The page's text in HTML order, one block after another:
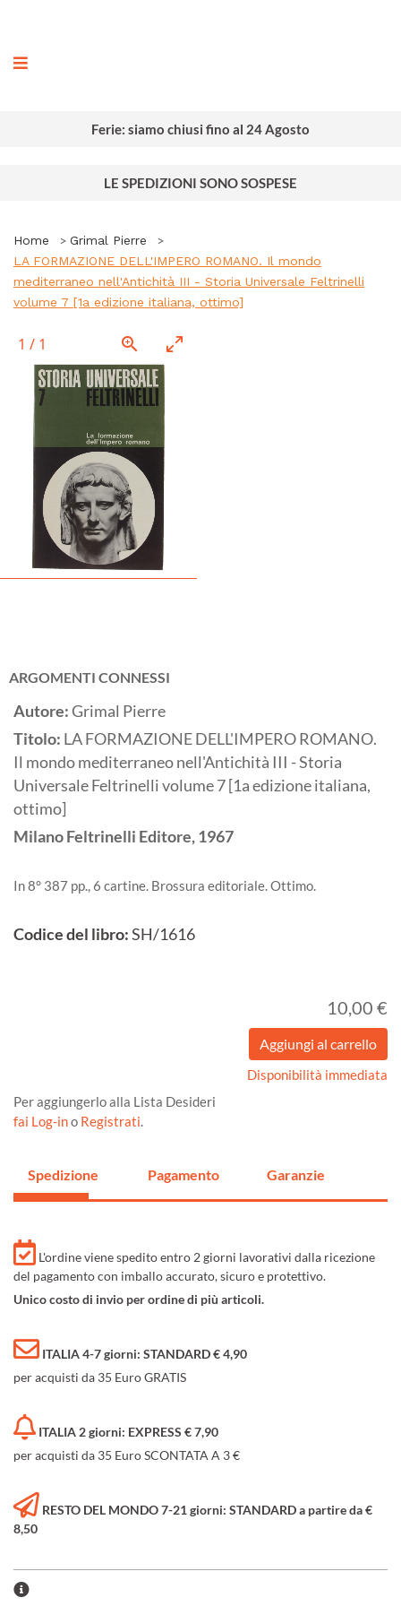
Ferie: siamo chiusi fino al 24 Agosto
LE SPEDIZIONI SONO SOSPESE
Home
Grimal Pierre
LA FORMAZIONE DELL'IMPERO ROMANO. Il mondo
mediterraneo nell'Antichità III - Storia Universale Feltrinelli
volume 7 [1a edizione italiana, ottimo]
1 / 1
ARGOMENTI CONNESSI
Autore:Grimal Pierre
Titolo: LA FORMAZIONE DELL'IMPERO ROMANO.
Il mondo mediterraneo nell'Antichità III - Storia
Universale Feltrinelli volume 7 [1a edizione italiana,
ottimo]
MilanoFeltrinelli Editore,1967
In 8° 387 pp., 6 cartine. Brossura editoriale. Ottimo.
Codice del libro:SH/1616
10,00 €
Disponibilità immediata
Per aggiungerlo alla Lista Desideri
fai Log-ino Registrati.
Spedizione Pagamento Garanzie
L'ordine viene spedito entro 2 giorni lavorativi dalla ricezione
del pagamento con imballo accurato, sicuro e protettivo.
Unico costo di invio per ordine di più articoli.
ITALIA 4-7 giorni: STANDARD € 4,90
per acquisti da 35 Euro GRATIS
ITALIA 2 giorni: EXPRESS € 7,90
per acquisti da 35 Euro SCONTATA A 3 €
RESTO DEL MONDO 7-21 giorni: STANDARD a partire da €
8,50